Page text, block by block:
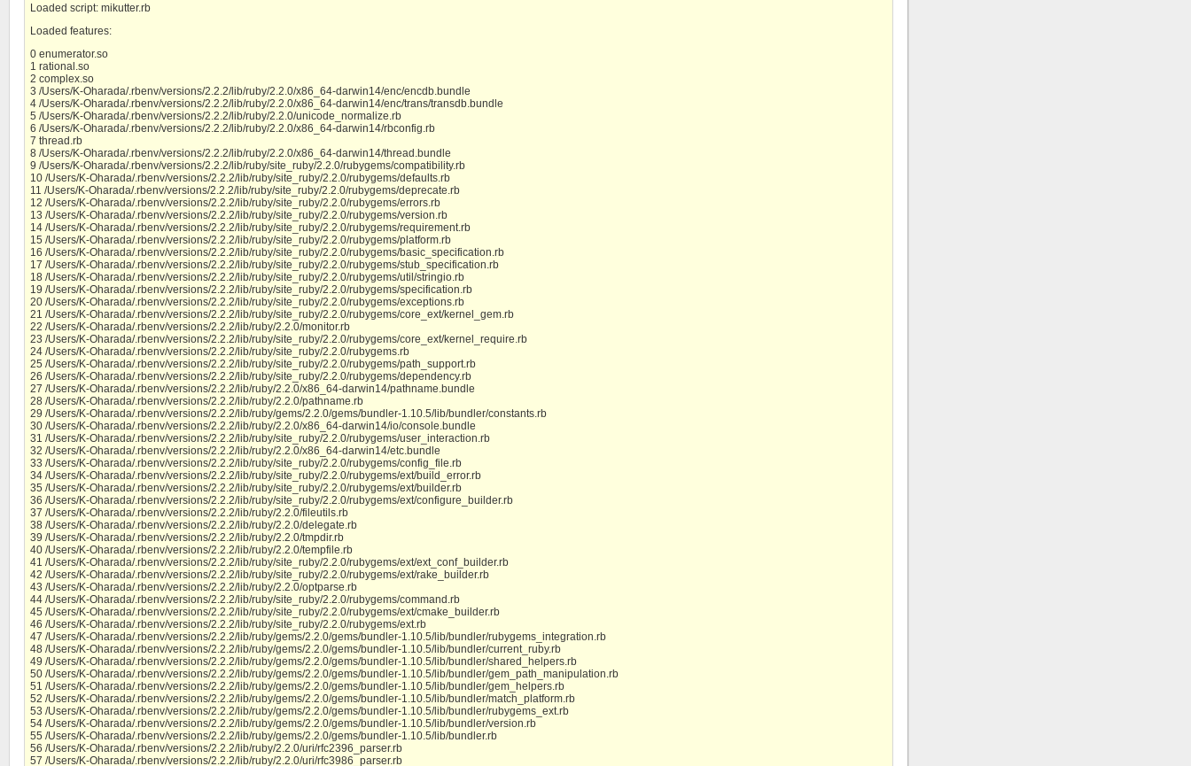
Loaded script: mikutter.rb
Loaded features:
0 enumerator.so
1 rational.so
2 complex.so
3 /Users/K-Oharada/.rbenv/versions/2.2.2/lib/ruby/2.2.0/x86_64-darwin14/enc/encdb.bundle
4 /Users/K-Oharada/.rbenv/versions/2.2.2/lib/ruby/2.2.0/x86_64-darwin14/enc/trans/transdb.bundle
5 /Users/K-Oharada/.rbenv/versions/2.2.2/lib/ruby/2.2.0/unicode_normalize.rb
6 /Users/K-Oharada/.rbenv/versions/2.2.2/lib/ruby/2.2.0/x86_64-darwin14/rbconfig.rb
7 thread.rb
8 /Users/K-Oharada/.rbenv/versions/2.2.2/lib/ruby/2.2.0/x86_64-darwin14/thread.bundle
9 /Users/K-Oharada/.rbenv/versions/2.2.2/lib/ruby/site_ruby/2.2.0/rubygems/compatibility.rb
10 /Users/K-Oharada/.rbenv/versions/2.2.2/lib/ruby/site_ruby/2.2.0/rubygems/defaults.rb
11 /Users/K-Oharada/.rbenv/versions/2.2.2/lib/ruby/site_ruby/2.2.0/rubygems/deprecate.rb
12 /Users/K-Oharada/.rbenv/versions/2.2.2/lib/ruby/site_ruby/2.2.0/rubygems/errors.rb
13 /Users/K-Oharada/.rbenv/versions/2.2.2/lib/ruby/site_ruby/2.2.0/rubygems/version.rb
14 /Users/K-Oharada/.rbenv/versions/2.2.2/lib/ruby/site_ruby/2.2.0/rubygems/requirement.rb
15 /Users/K-Oharada/.rbenv/versions/2.2.2/lib/ruby/site_ruby/2.2.0/rubygems/platform.rb
16 /Users/K-Oharada/.rbenv/versions/2.2.2/lib/ruby/site_ruby/2.2.0/rubygems/basic_specification.rb
17 /Users/K-Oharada/.rbenv/versions/2.2.2/lib/ruby/site_ruby/2.2.0/rubygems/stub_specification.rb
18 /Users/K-Oharada/.rbenv/versions/2.2.2/lib/ruby/site_ruby/2.2.0/rubygems/util/stringio.rb
19 /Users/K-Oharada/.rbenv/versions/2.2.2/lib/ruby/site_ruby/2.2.0/rubygems/specification.rb
20 /Users/K-Oharada/.rbenv/versions/2.2.2/lib/ruby/site_ruby/2.2.0/rubygems/exceptions.rb
21 /Users/K-Oharada/.rbenv/versions/2.2.2/lib/ruby/site_ruby/2.2.0/rubygems/core_ext/kernel_gem.rb
22 /Users/K-Oharada/.rbenv/versions/2.2.2/lib/ruby/2.2.0/monitor.rb
23 /Users/K-Oharada/.rbenv/versions/2.2.2/lib/ruby/site_ruby/2.2.0/rubygems/core_ext/kernel_require.rb
24 /Users/K-Oharada/.rbenv/versions/2.2.2/lib/ruby/site_ruby/2.2.0/rubygems.rb
25 /Users/K-Oharada/.rbenv/versions/2.2.2/lib/ruby/site_ruby/2.2.0/rubygems/path_support.rb
26 /Users/K-Oharada/.rbenv/versions/2.2.2/lib/ruby/site_ruby/2.2.0/rubygems/dependency.rb
27 /Users/K-Oharada/.rbenv/versions/2.2.2/lib/ruby/2.2.0/x86_64-darwin14/pathname.bundle
28 /Users/K-Oharada/.rbenv/versions/2.2.2/lib/ruby/2.2.0/pathname.rb
29 /Users/K-Oharada/.rbenv/versions/2.2.2/lib/ruby/gems/2.2.0/gems/bundler-1.10.5/lib/bundler/constants.rb
30 /Users/K-Oharada/.rbenv/versions/2.2.2/lib/ruby/2.2.0/x86_64-darwin14/io/console.bundle
31 /Users/K-Oharada/.rbenv/versions/2.2.2/lib/ruby/site_ruby/2.2.0/rubygems/user_interaction.rb
32 /Users/K-Oharada/.rbenv/versions/2.2.2/lib/ruby/2.2.0/x86_64-darwin14/etc.bundle
33 /Users/K-Oharada/.rbenv/versions/2.2.2/lib/ruby/site_ruby/2.2.0/rubygems/config_file.rb
34 /Users/K-Oharada/.rbenv/versions/2.2.2/lib/ruby/site_ruby/2.2.0/rubygems/ext/build_error.rb
35 /Users/K-Oharada/.rbenv/versions/2.2.2/lib/ruby/site_ruby/2.2.0/rubygems/ext/builder.rb
36 /Users/K-Oharada/.rbenv/versions/2.2.2/lib/ruby/site_ruby/2.2.0/rubygems/ext/configure_builder.rb
37 /Users/K-Oharada/.rbenv/versions/2.2.2/lib/ruby/2.2.0/fileutils.rb
38 /Users/K-Oharada/.rbenv/versions/2.2.2/lib/ruby/2.2.0/delegate.rb
39 /Users/K-Oharada/.rbenv/versions/2.2.2/lib/ruby/2.2.0/tmpdir.rb
40 /Users/K-Oharada/.rbenv/versions/2.2.2/lib/ruby/2.2.0/tempfile.rb
41 /Users/K-Oharada/.rbenv/versions/2.2.2/lib/ruby/site_ruby/2.2.0/rubygems/ext/ext_conf_builder.rb
42 /Users/K-Oharada/.rbenv/versions/2.2.2/lib/ruby/site_ruby/2.2.0/rubygems/ext/rake_builder.rb
43 /Users/K-Oharada/.rbenv/versions/2.2.2/lib/ruby/2.2.0/optparse.rb
44 /Users/K-Oharada/.rbenv/versions/2.2.2/lib/ruby/site_ruby/2.2.0/rubygems/command.rb
45 /Users/K-Oharada/.rbenv/versions/2.2.2/lib/ruby/site_ruby/2.2.0/rubygems/ext/cmake_builder.rb
46 /Users/K-Oharada/.rbenv/versions/2.2.2/lib/ruby/site_ruby/2.2.0/rubygems/ext.rb
47 /Users/K-Oharada/.rbenv/versions/2.2.2/lib/ruby/gems/2.2.0/gems/bundler-1.10.5/lib/bundler/rubygems_integration.rb
48 /Users/K-Oharada/.rbenv/versions/2.2.2/lib/ruby/gems/2.2.0/gems/bundler-1.10.5/lib/bundler/current_ruby.rb
49 /Users/K-Oharada/.rbenv/versions/2.2.2/lib/ruby/gems/2.2.0/gems/bundler-1.10.5/lib/bundler/shared_helpers.rb
50 /Users/K-Oharada/.rbenv/versions/2.2.2/lib/ruby/gems/2.2.0/gems/bundler-1.10.5/lib/bundler/gem_path_manipulation.rb
51 /Users/K-Oharada/.rbenv/versions/2.2.2/lib/ruby/gems/2.2.0/gems/bundler-1.10.5/lib/bundler/gem_helpers.rb
52 /Users/K-Oharada/.rbenv/versions/2.2.2/lib/ruby/gems/2.2.0/gems/bundler-1.10.5/lib/bundler/match_platform.rb
53 /Users/K-Oharada/.rbenv/versions/2.2.2/lib/ruby/gems/2.2.0/gems/bundler-1.10.5/lib/bundler/rubygems_ext.rb
54 /Users/K-Oharada/.rbenv/versions/2.2.2/lib/ruby/gems/2.2.0/gems/bundler-1.10.5/lib/bundler/version.rb
55 /Users/K-Oharada/.rbenv/versions/2.2.2/lib/ruby/gems/2.2.0/gems/bundler-1.10.5/lib/bundler.rb
56 /Users/K-Oharada/.rbenv/versions/2.2.2/lib/ruby/2.2.0/uri/rfc2396_parser.rb
57 /Users/K-Oharada/.rbenv/versions/2.2.2/lib/ruby/2.2.0/uri/rfc3986_parser.rb